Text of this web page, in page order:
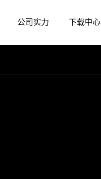
公司实力 下载中心